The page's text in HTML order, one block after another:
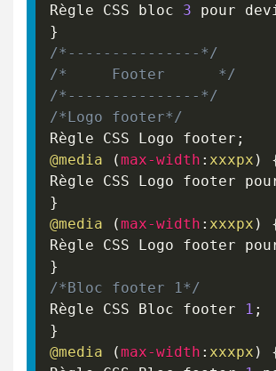
Règle CSS bloc 3 pour
}
/*---------------*/
/*     Footer      */
/*---------------*/
/*Logo footer*/
Règle CSS Logo footer ;
@media
(max-width : xxxpx )
Règle CSS Logo footer
}
@media
(max-width : xxxpx )
Règle CSS Logo footer
}
/*Bloc footer 1*/
Règle CSS Bloc footer
1 ;
}
@media
(max-width : xxxpx )